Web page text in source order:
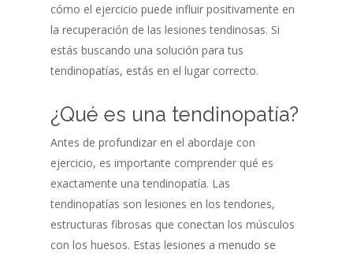
cómo el ejercicio puede influir positivamente en
la recuperación de las lesiones tendinosas. Si
estás buscando una solución para tus
tendinopatías, estás en el lugar correcto.
¿Qué es una tendinopatía?
Antes de profundizar en el abordaje con
ejercicio, es importante comprender qué es
exactamente una tendinopatía. Las
tendinopatías son lesiones en los tendones,
estructuras fibrosas que conectan los músculos
con los huesos. Estas lesiones a menudo se